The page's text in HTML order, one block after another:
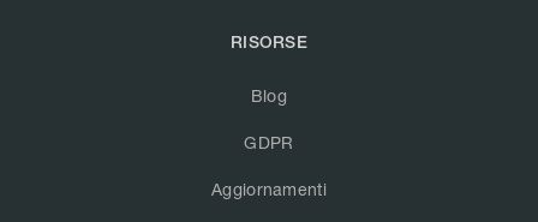
RISORSE
Blog
GDPR
Aggiornamenti